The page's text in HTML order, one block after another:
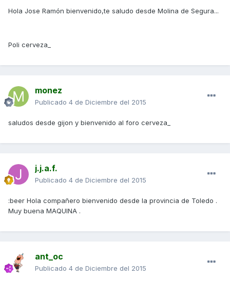
Hola Jose Ramón bienvenido,te saludo desde Molina de Segura...
Poli cerveza_
monez
Publicado 4 de Diciembre del 2015
saludos desde gijon y bienvenido al foro cerveza_
j.j.a.f.
Publicado 4 de Diciembre del 2015
:beer Hola compañero bienvenido desde la provincia de Toledo .
Muy buena MAQUINA .
ant_oc
Publicado 4 de Diciembre del 2015